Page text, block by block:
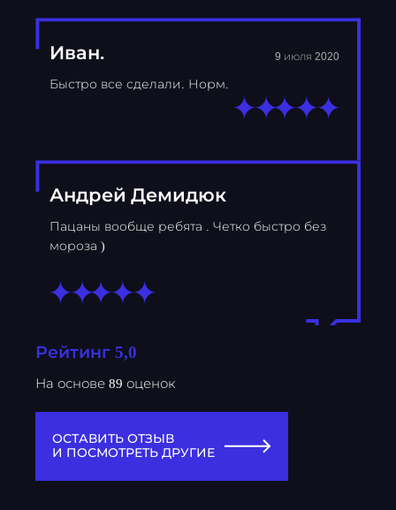
Иван. 9 июля 2020
Быстро все сделали. Норм.
Андрей Демидюк
Пацаны вообще ребята . Четко быстро без
мороза )
Рейтинг 5,0
На основе 89 оценок
ОСТАВИТЬ ОТЗЫВ
И ПОСМОТРЕТЬ ДРУГИЕ